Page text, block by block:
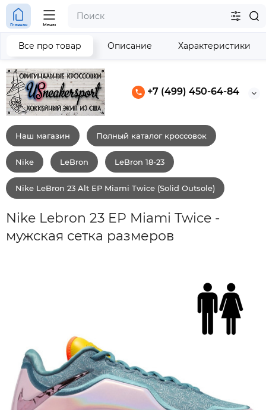
+7 (499) 450-64-84
Главная Меню
Наш магазин Полный каталог кроссовок
Nike LeBron LeBron 18-23
Nike LeBron 23 Alt EP Miami Twice (Solid Outsole)
Nike Lebron 23 EP Miami Twice -
мужская сетка размеров
Все про товар Описание Характеристики